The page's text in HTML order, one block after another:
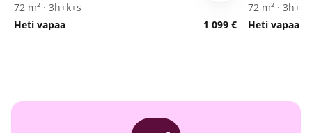
72 m² · 3h+k+s
Heti vapaa
1 099 €
72 m² ·
Heti vapaa